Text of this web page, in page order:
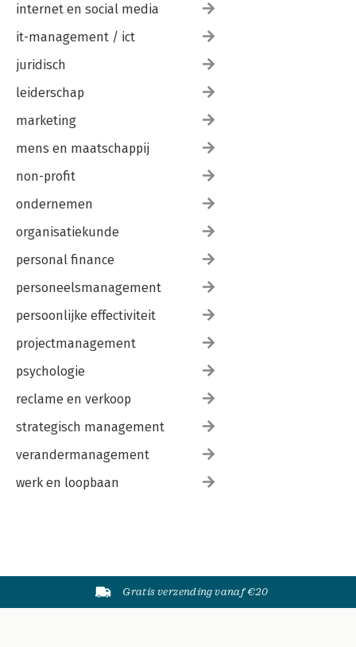
internet en social media
it-management / ict
juridisch
leiderschap
marketing
mens en maatschappij
non-profit
ondernemen
organisatiekunde
personal finance
personeelsmanagement
persoonlijke effectiviteit
projectmanagement
psychologie
reclame en verkoop
strategisch management
verandermanagement
werk en loopbaan
Gratis verzending vanaf €20